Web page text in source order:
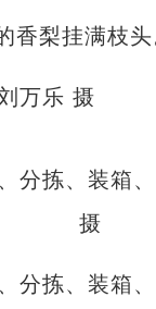
万乐 摄
分拣、装箱